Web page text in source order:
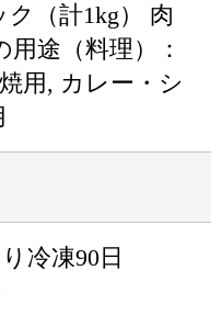
（計1kg） 肉
途（料理）：
用, カレー・シ
冷凍90日